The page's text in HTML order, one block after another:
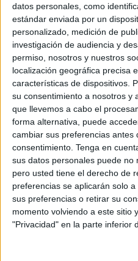
datos personales, como
estándar enviada por un
personalizado, medición de
investigación de audiencia y
permiso, nosotros y nuestros
localización geográfica precisa
características de dispositivos.
su consentimiento a nosotros y
que llevemos a cabo el
forma alternativa, puede
cambiar sus preferencias antes
consentimiento. Tenga en
sus datos personales puede no
pero usted tiene el derecho de
preferencias se aplicarán solo
sus preferencias o retirar su
momento volviendo a este sitio
"Privacidad" en la parte inferior